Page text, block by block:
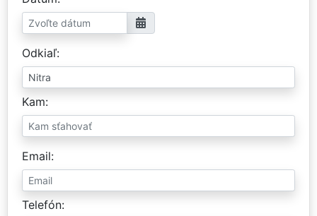
Odkiaľ
Kam
Email
Telefón